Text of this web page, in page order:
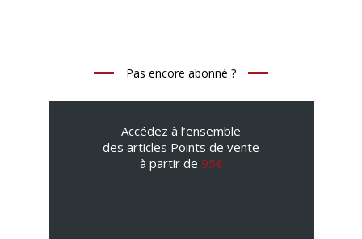
Pas encore abonné ?
Accédez à l’ensemble
des articles Points de vente
à partir de 95€